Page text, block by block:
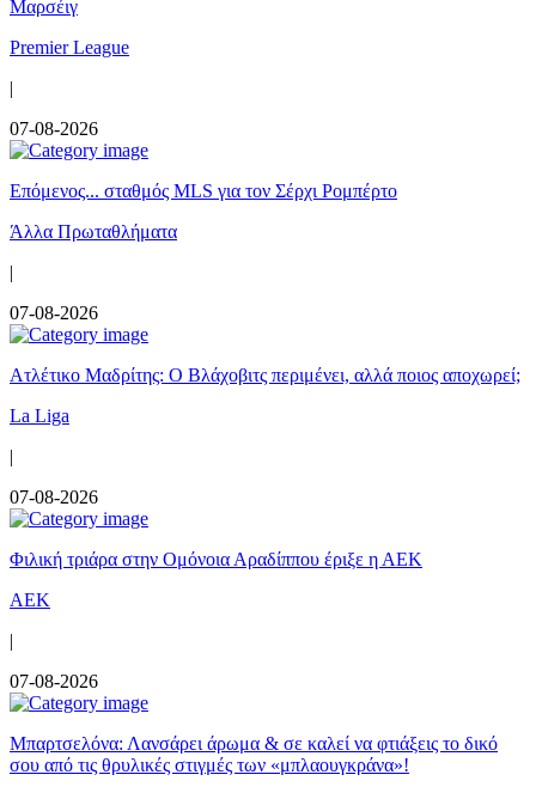
Μαρσέιγ
Premier League
|
07-08-2026
Επόμενος... σταθμός MLS για τον Σέρχι Ρομπέρτο
Άλλα Πρωταθλήματα
|
07-08-2026
Ατλέτικο Μαδρίτης: Ο Βλάχοβιτς περιμένει, αλλά ποιος αποχωρεί;
La Liga
|
07-08-2026
Φιλική τριάρα στην Ομόνοια Αραδίππου έριξε η ΑΕΚ
ΑΕΚ
|
07-08-2026
Μπαρτσελόνα: Λανσάρει άρωμα & σε καλεί να φτιάξεις το δικό
σου από τις θρυλικές στιγμές των «μπλαουγκράνα»!